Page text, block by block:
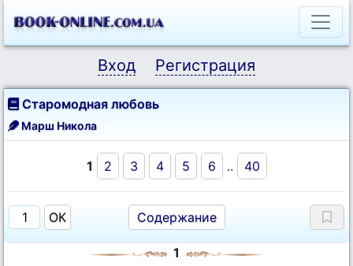
Вход Регистрация
Старомодная любовь
Марш Никола
1 2 3 4 5 6 .. 40
Содержание
1